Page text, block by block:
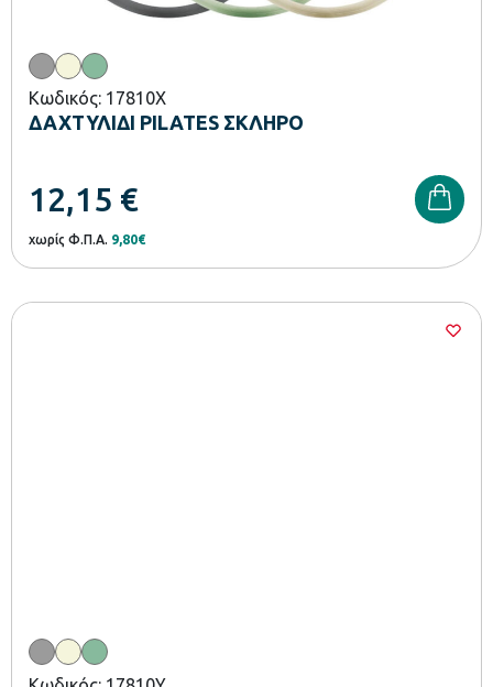
Κωδικός: 17810X
ΔΑΧΤΥΛΙΔΙ PILATES ΣΚΛΗΡΟ
12,15 €
χωρίς Φ.Π.Α. 9,80€